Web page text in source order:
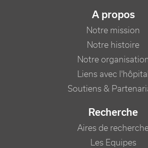
NAVIGATION PRINCIPALE
A propos
Notre mission
Notre histoire
Notre
Liens avec l'hôpital
Soutiens &
Recherche
Aires de
Les Equipes